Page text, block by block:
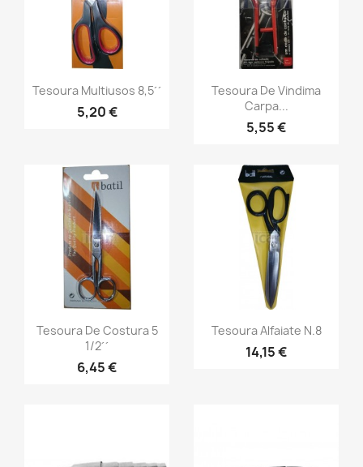
Tesoura Multiusos 8,5´´
5,20 €
Tesoura De Vindima
Carpa...
5,55 €
Tesoura De Costura 5
1/2´´
6,45 €
Tesoura Alfaiate N.8
14,15 €